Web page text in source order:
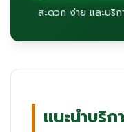
สะดวก ง่าย และบริ
แนะนำบริ